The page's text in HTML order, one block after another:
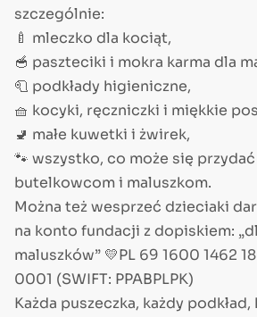
szczególnie:
🍼 mleczko dla kociąt,
🥣 paszteciki i mokra karma dla
🧻 podkłady higieniczne,
🧺 kocyki, ręczniczki i miękkie
🚽 małe kuwetki i żwirek,
🐾 wszystko, co może się
butelkowcom i maluszkom.
Można też wesprzeć dzieciaki
na konto fundacji z dopiskiem:
maluszków” 💛PL 69 1600 1462
0001 (SWIFT: PPABPLPK)
Każda puszeczka, każdy